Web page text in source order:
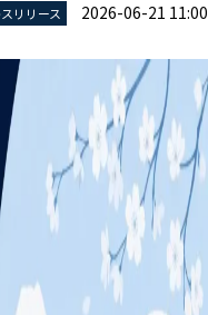
リリース 2026-06-21 11:00